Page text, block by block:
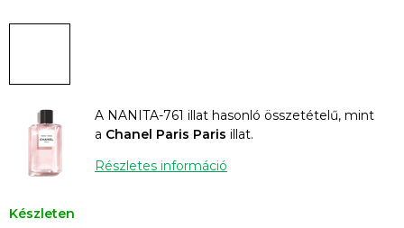
A NANITA-761 illat hasonló összetételű, mint
a Chanel Paris Paris illat.
Részletes információ
Készleten